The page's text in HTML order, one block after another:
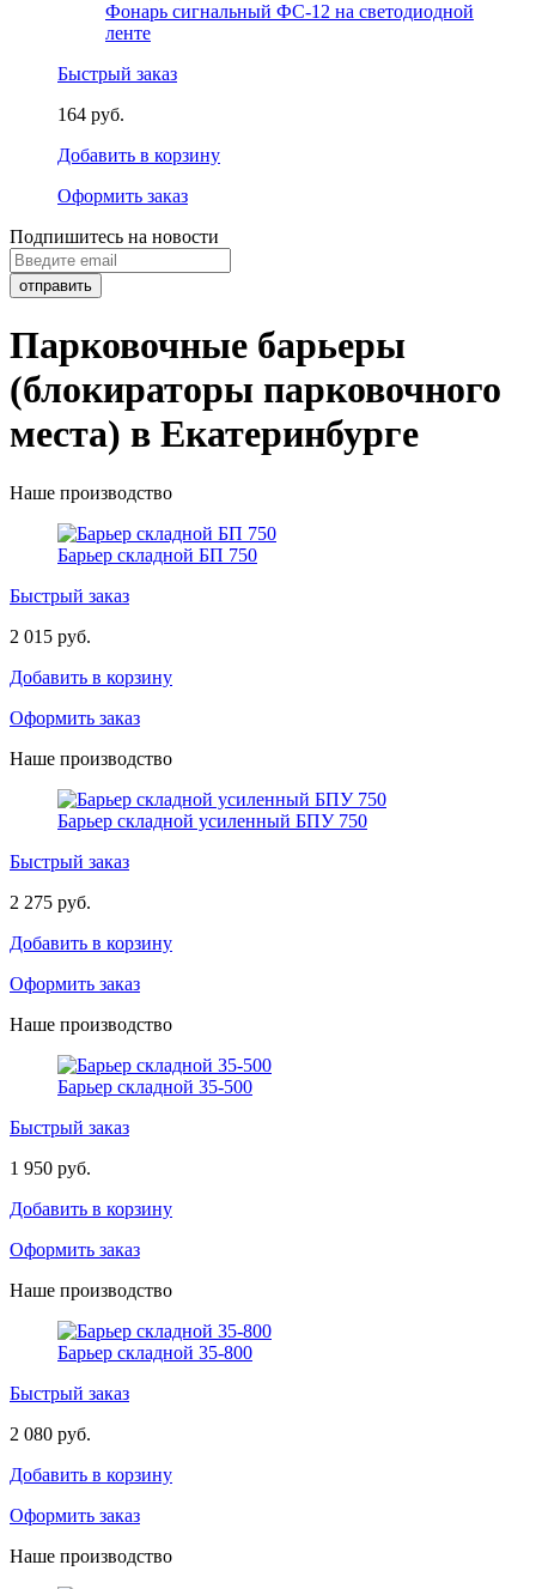
Фонарь сигнальный ФС-12 на светодиодной
ленте
Быстрый заказ
164 руб.
Добавить в корзину
Оформить заказ
Подпишитесь на новости
Парковочные барьеры
(блокираторы парковочного
места) в Екатеринбурге
Наше производство
Барьер складной БП 750
Быстрый заказ
2 015 руб.
Добавить в корзину
Оформить заказ
Наше производство
Барьер складной усиленный БПУ 750
Быстрый заказ
2 275 руб.
Добавить в корзину
Оформить заказ
Наше производство
Барьер складной 35-500
Быстрый заказ
1 950 руб.
Добавить в корзину
Оформить заказ
Наше производство
Барьер складной 35-800
Быстрый заказ
2 080 руб.
Добавить в корзину
Оформить заказ
Наше производство